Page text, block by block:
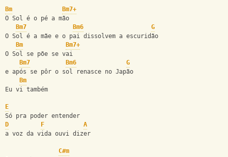
Bm
Bm7+
O Sol é o pé a mão
Bm7
Bm6
G
O Sol é a mãe e o pai dissolvem a escuridão
Bm
Bm7+
O Sol se põe se vai
Bm7
Bm6
G
e após se pôr o sol renasce no Japão
Bm
Eu vi também
E
Só pra poder entender
D
F
A
a voz da vida ouvi dizer
C#m